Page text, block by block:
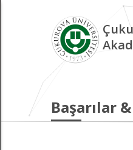
Başarılar